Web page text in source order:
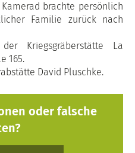
brachte persönlich
Familie zurück nach
Kriegsgräberstätte La
165.
David Pluschke.
oder falsche